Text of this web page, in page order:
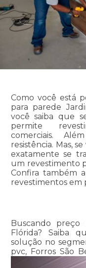
Como você está
para parede
você saiba que
permite
comerciais.
resistência. Mas,
exatamente se
um revestimento
Confira também
revestimentos em
Buscando
Flórida? Saiba
solução no
pvc, Forros São